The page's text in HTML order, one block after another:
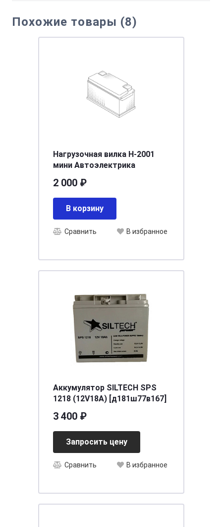
Похожие товары (8)
Нагрузочная вилка Н-2001
мини Автоэлектрика
2 000 ₽
В корзину
Сравнить В избранное
Аккумулятор SILTECH SPS
1218 (12V18A) [д181ш77в167]
3 400 ₽
Запросить цену
Сравнить В избранное